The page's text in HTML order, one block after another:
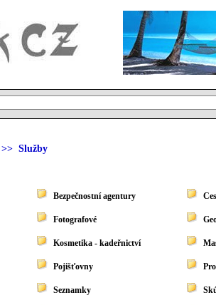
>> Služby
Bezpečnostní agentury
Fotografové
Kosmetika - kadeřnictví
Pojišťovny
Seznamky